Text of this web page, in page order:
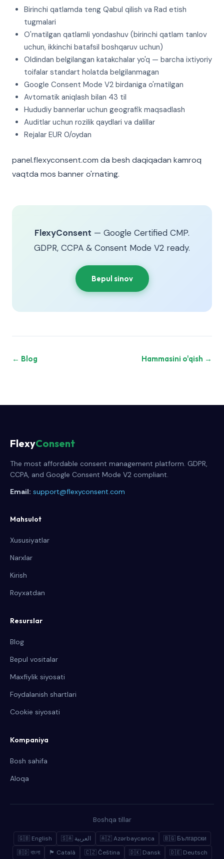
Birinchi qatlamda teng Qabul qilish va Rad etish
tugmalari
O'rnatilgan qatlamli yondashuv (birinchi qatlam tanlov
uchun, ikkinchi batafsil boshqaruv uchun)
Oldindan belgilangan katakchalar yo'q — barcha ixtiyoriy
toifalar standart holatda belgilanmagan
Google Consent Mode V2 birdaniga o'rnatilgan
Avtomatik aniqlash bilan 43 til
Hududiy bannerlar uchun geografik maqsadlash
Auditlar uchun rozilik qaydlari va dalillar
Rejalar EUR 0/oydan
panel.flexyconsent.com da besh daqiqadan kamroq
vaqtda mos banner o'rnating.
FlexyConsent — Google Certified CMP.
GDPR, CCPA & Consent Mode V2 ready.
Bepul sinov
← Blog Hammasini o'qish →
FlexyConsent
The most affordable consent management platform. GDPR,
CCPA, and Google Consent Mode V2 compliant.
Email: support@flexyconsent.com
Mahsulot
Xususiyatlar
Narxlar
Kirish
Royxatdan
Resurslar
Blog
Bepul vositalar
Maxfiylik siyosati
Foydalanish shartlari
Cookie siyosati
Kompaniya
Bosh sahifa
Aloqa
Boshqa tillar
🇬🇧 English 🇸🇦 العربية 🇦🇿 Azərbaycanca
🇧🇬 Български
🇧🇩 বাংলা
🏴 Català 🇨🇿 Čeština 🇩🇰 Dansk 🇩🇪 Deutsch